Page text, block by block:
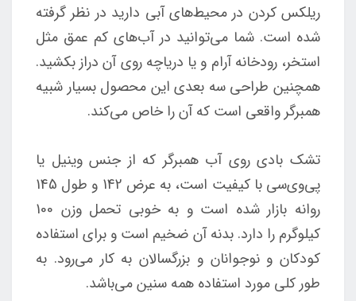
ریلکس کردن در محیط‌های آبی دارید در نظر گرفته
شده است. شما می‌توانید در آب‌های کم عمق مثل
استخر، رودخانه آرام و یا دریاچه روی آن دراز بکشید.
همچنین طراحی سه بعدی این محصول بسیار شبیه
همبرگر واقعی است که آن را خاص می‌کند.
تشک بادی روی آب همبرگر که از جنس وینیل یا
پی‌وی‌سی با کیفیت است، به عرض 142 و طول 145
روانه بازار شده است و به خوبی تحمل وزن 100
کیلوگرم را دارد. بدنه آن ضخیم است و برای استفاده
کودکان و نوجوانان و بزرگسالان به کار می‌رود. به
طور کلی مورد استفاده همه سنین می‌باشد.